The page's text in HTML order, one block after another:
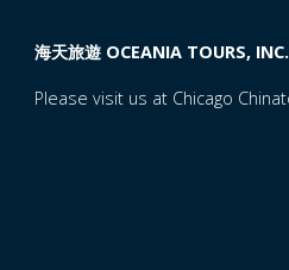
海天旅遊 OCEANIA TOURS, INC.
Please visit us at Chicago